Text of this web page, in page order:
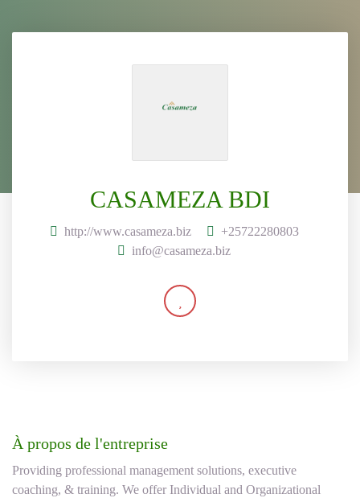
CASAMEZA BDI
http://www.casameza.biz
+25722280803
info@casameza.biz
À propos de l'entreprise
Providing professional management solutions, executive
coaching, & training. We offer Individual and Organizational